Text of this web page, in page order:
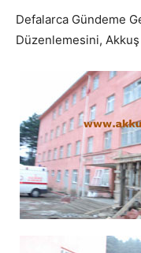
Defalarca Gündeme
Düzenlemesini,